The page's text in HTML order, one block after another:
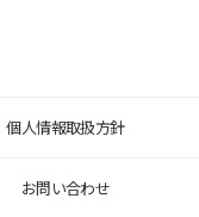
個人情報取扱方針
お問い合わせ